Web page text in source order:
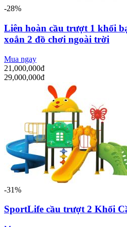
-28%
Liên hoàn cầu trượt 1 khối
xoắn 2 đồ chơi ngoài trời
Mua ngay
21,000,000đ
29,000,000đ
-31%
SportLife cầu trượt 2 Khối